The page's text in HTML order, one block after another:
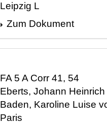
Leipzig L
Zum Dokument
FA 5 A Corr 41, 54
Eberts, Johann Heinrich
Baden, Karoline Luise
Paris